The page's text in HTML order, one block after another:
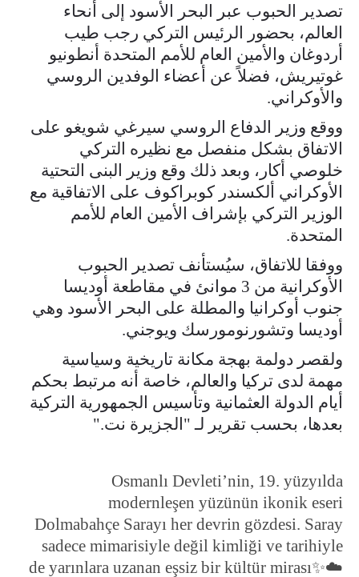
تصدير الحبوب عبر البحر الأسود إلى أنحاء
العالم، بحضور الرئيس التركي رجب طيب
أردوغان والأمين العام للأمم المتحدة أنطونيو
غوتيريش، فضلاً عن أعضاء الوفدين الروسي
والأوكراني.
ووقع وزير الدفاع الروسي سيرغي شويغو على
الاتفاق بشكل منفصل مع نظيره التركي
خلوصي أكار، وبعد ذلك وقع وزير البنى التحتية
الأوكراني ألكسندر كوبراكوف على الاتفاقية مع
الوزير التركي بإشراف الأمين العام للأمم
المتحدة.
ووفقا للاتفاق، سيُستأنف تصدير الحبوب
الأوكرانية من 3 موانئ في مقاطعة أوديسا
جنوب أوكرانيا والمطلة على البحر الأسود وهي
أوديسا وتشورنومورسك ويوجني.
ولقصر دولمة بهجة مكانة تاريخية وسياسية
مهمة لدى تركيا والعالم، خاصة أنه مرتبط بحكم
أيام الدولة العثمانية وتأسيس الجمهورية التركية
بعدها، بحسب تقرير لـ "الجزيرة نت."
Osmanlı Devleti’nin, 19. yüzyılda
modernleşen yüzünün ikonik eseri
Dolmabahçe Sarayı her devrin gözdesi. Saray
sadece mimarisiyle değil kimliği ve tarihiyle
de yarınlara uzanan eşsiz bir kültür mirası✨☁️